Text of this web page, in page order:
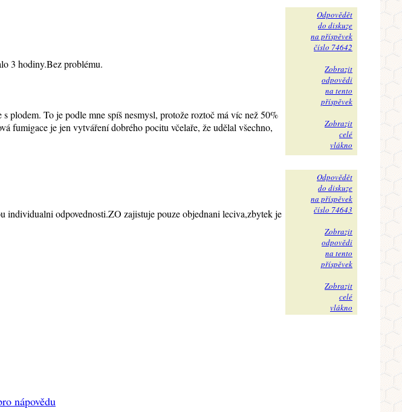
3 hodiny.Bez problému.
To je podle mne spíš nesmysl, protože roztoč má víc než 50%
fumigace je jen vytváření dobrého pocitu včelaře, že udělal všechno,
Odpovědět
do diskuze
na příspěvek
číslo 74642
Zobrazit
odpovědi
na tento
příspěvek
Zobrazit
celé
vlákno
odpovednosti.ZO zajistuje pouze objednani leciva,zbytek je
Odpovědět
do diskuze
na příspěvek
číslo 74643
Zobrazit
odpovědi
na tento
příspěvek
Zobrazit
celé
vlákno
nápovědu